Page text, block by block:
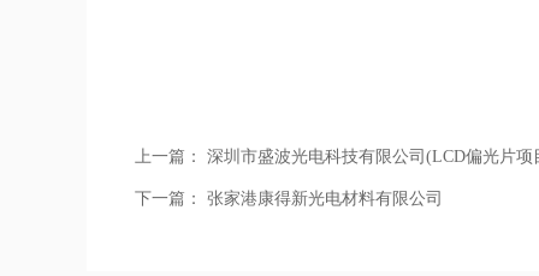
上一篇： 深圳市盛波光电科技有限公司(LCD偏光片项
下一篇： 张家港康得新光电材料有限公司